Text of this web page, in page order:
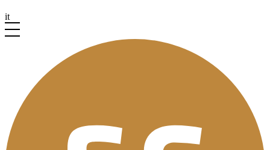
it